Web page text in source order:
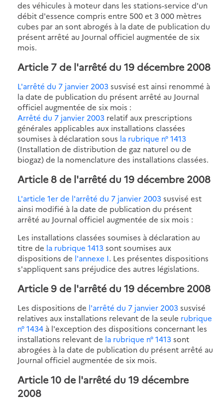
des véhicules à moteur dans les stations-service d'un
débit d'essence compris entre 500 et 3 000 mètres
cubes par an sont abrogés à la date de publication du
présent arrêté au Journal officiel augmentée de six
mois.
Article 7 de l'arrêté du 19 décembre 2008
L'arrêté du 7 janvier 2003 susvisé est ainsi renommé à
la date de publication du présent arrêté au Journal
officiel augmentée de six mois :
Arrêté du 7 janvier 2003 relatif aux prescriptions
générales applicables aux installations classées
soumises à déclaration sous la rubrique n° 1413
(Installation de distribution de gaz naturel ou de
biogaz) de la nomenclature des installations classées.
Article 8 de l'arrêté du 19 décembre 2008
L'article 1er de l'arrêté du 7 janvier 2003 susvisé est
ainsi modifié à la date de publication du présent
arrêté au Journal officiel augmentée de six mois :
Les installations classées soumises à déclaration au
titre de la rubrique 1413 sont soumises aux
dispositions de l'annexe I. Les présentes dispositions
s'appliquent sans préjudice des autres législations.
Article 9 de l'arrêté du 19 décembre 2008
Les dispositions de l'arrêté du 7 janvier 2003 susvisé
relatives aux installations relevant de la seule rubrique
n° 1434 à l'exception des dispositions concernant les
installations relevant de la rubrique n° 1413 sont
abrogées à la date de publication du présent arrêté au
Journal officiel augmentée de six mois.
Article 10 de l'arrêté du 19 décembre
2008